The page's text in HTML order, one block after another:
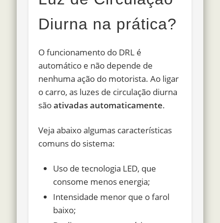
Diurna na prática?
O funcionamento do DRL é
automático e não depende de
nenhuma ação do motorista. Ao ligar
o carro, as luzes de circulação diurna
sãoativadas automaticamente.
Veja abaixo algumas características
comuns do sistema:
Uso de tecnologia LED, que
consome menos energia;
Intensidade menor que o farol
baixo;